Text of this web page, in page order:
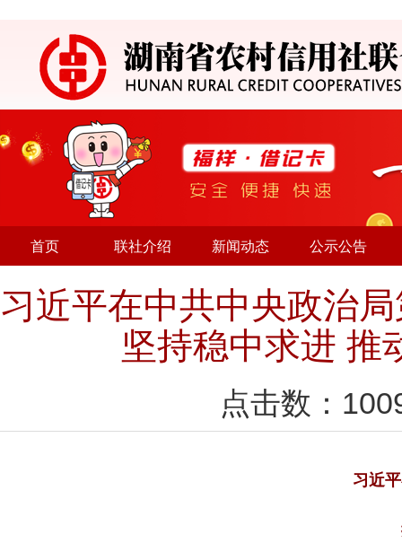
首页 联社介绍 新闻动态 公示公告
习近平在中共中央政治
坚持稳中求进 推
点击数：
习近